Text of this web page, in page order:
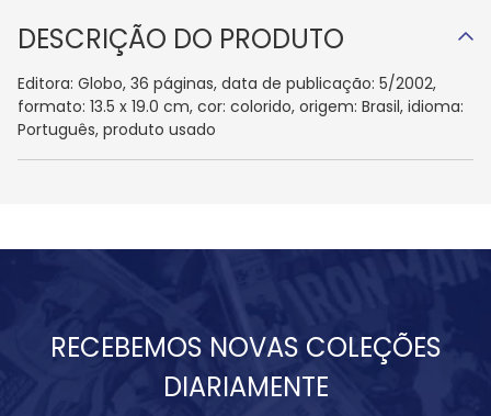
DESCRIÇÃO DO PRODUTO
Editora: Globo, 36 páginas, data de publicação: 5/2002,
formato: 13.5 x 19.0 cm, cor: colorido, origem: Brasil, idioma:
Português, produto usado
RECEBEMOS NOVAS COLEÇÕES
DIARIAMENTE